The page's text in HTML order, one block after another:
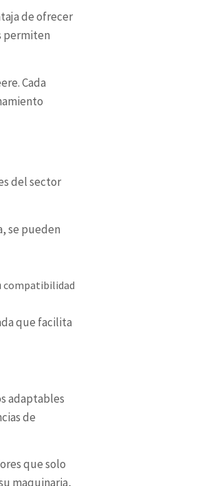
de ofrecer
permiten
Cada
del sector
se pueden
compatibilidad
que facilita
adaptables
de
que solo
maquinaria,